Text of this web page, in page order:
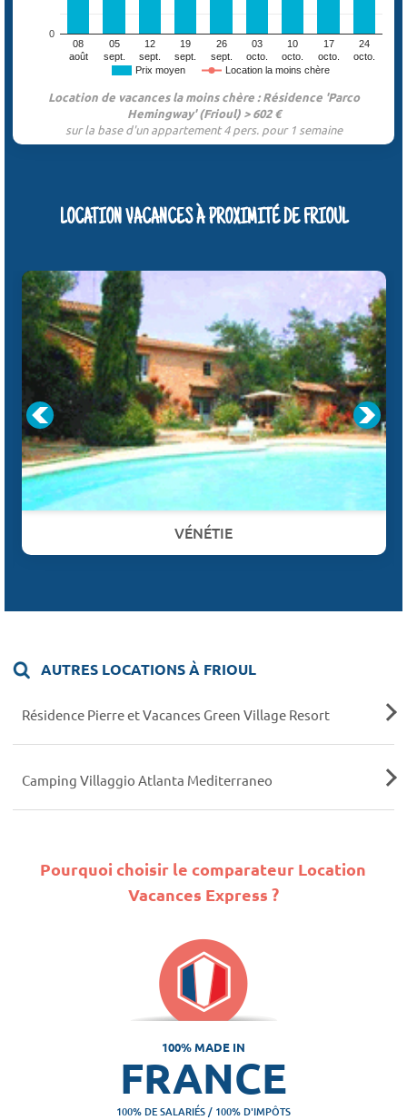
Prix moyen Location la moins chère
08
août
05
sept.
12
sept.
19
sept.
26
sept.
03
octo.
10
octo.
17
octo.
24
octo.
0
Location de vacances la moins chère : Résidence 'Parco
Hemingway' (Frioul) > 602 €
sur la base d'un appartement 4 pers. pour 1 semaine
LOCATION VACANCES À PROXIMITÉ DE FRIOUL
VÉNÉTIE
AUTRES LOCATIONS À FRIOUL
Résidence Pierre et Vacances Green Village Resort
Camping Villaggio Atlanta Mediterraneo
Pourquoi choisir le comparateur Location
Vacances Express ?
100% MADE IN
FRANCE
100% DE SALARIÉS / 100% D'IMPÔTS